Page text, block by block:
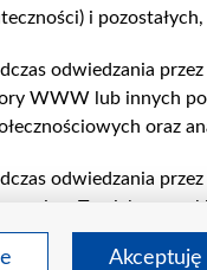
i
odwiedzania
WWW lub innych
oraz
odwiedzania
o Twoich
TVP
dla realizacji
tworzenia profilu
Akceptuję